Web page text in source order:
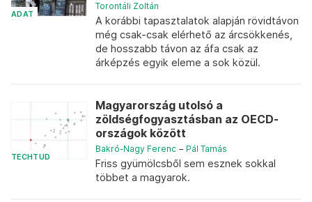
ADAT
Torontáli Zoltán
A korábbi tapasztalatok alapján rövidtávon
még csak-csak elérhető az árcsökkenés,
de hosszabb távon az áfa csak az
árképzés egyik eleme a sok közül.
TECHTUD
Magyarország utolsó a
zöldségfogyasztásban az OECD-
országok között
Bakró-Nagy Ferenc – Pál Tamás
Friss gyümölcsből sem esznek sokkal
többet a magyarok.